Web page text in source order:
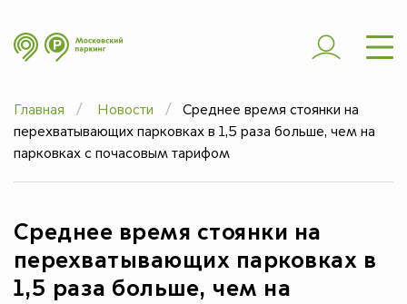
ШТРАФЫ
ЧАСТЫЕ ВОПРОСЫ
ЮРИДИЧЕСКИМ
Главная Новости
Среднее время стоянки на
перехватывающих парковках в 1,5 раза больше, чем на
парковках с почасовым тарифом
Среднее время стоянки на
перехватывающих парковках в
1,5 раза больше, чем на